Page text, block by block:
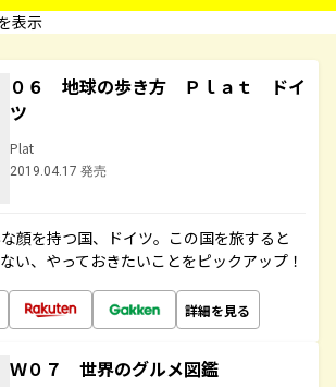
表示
０６ 地球の歩き方 Ｐｌａｔ ドイ
ツ
Plat
2019.04.17 発売
顔を持つ国、ドイツ。この国を旅すると
い、やっておきたいことをピックアップ！
詳細を見る
Ｗ０７ 世界のグルメ図鑑